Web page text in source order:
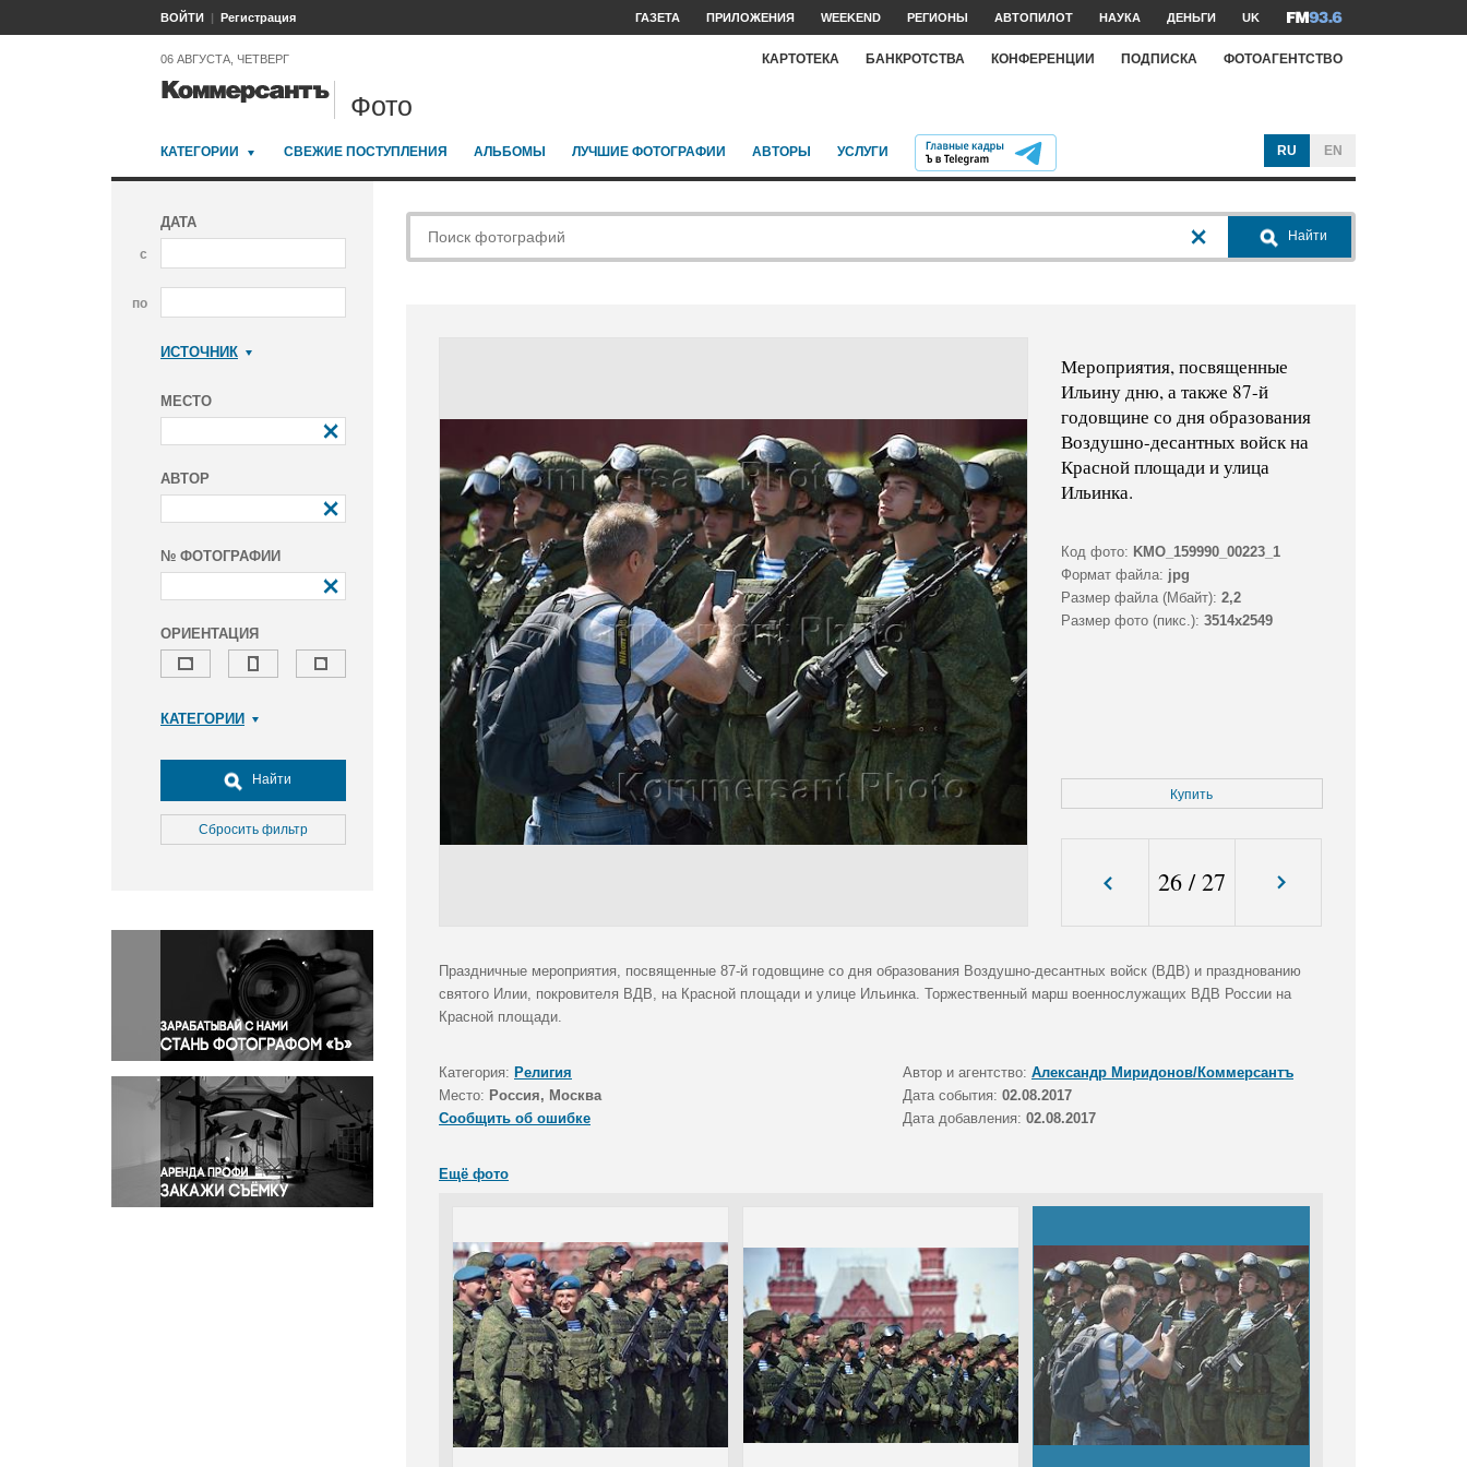
ВОЙТИ Регистрация ГАЗЕТА ПРИЛОЖЕНИЯ WEEKEND РЕГИОНЫ АВТОПИЛОТ НАУКА ДЕНЬГИ UK
06 АВГУСТА, ЧЕТВЕРГ КАРТОТЕКА БАНКРОТСТВА КОНФЕРЕНЦИИ ПОДПИСКА ФОТОАГЕНТСТВО
Фото
КАТЕГОРИИ СВЕЖИЕ ПОСТУПЛЕНИЯ АЛЬБОМЫ ЛУЧШИЕ ФОТОГРАФИИ АВТОРЫ УСЛУГИ RU EN
ДАТА
с
по
ИСТОЧНИК
МЕСТО
АВТОР
№ ФОТОГРАФИИ
ОРИЕНТАЦИЯ
КАТЕГОРИИ
Досуг, туризм и отдых
Культура
Медицина
Окружающая среда
Политика
Правосудие
Происшествия и конфликты
Религия
Светская жизнь
Спорт
Экология
Экономика и бизнес
Найти
Сбросить фильтр
Найти
Мероприятия, посвященные
Ильину дню, а также 87-й
годовщине со дня образования
Воздушно-десантных войск на
Красной площади и улица
Ильинка.
Код фото: KMO_159990_00223_1
Формат файла: jpg
Размер файла (Мбайт): 2,2
Размер фото (пикс.): 3514x2549
Купить
26/27
Праздничные мероприятия, посвященные 87-й годовщине со дня образования Воздушно-десантных войск (ВДВ) и празднованию
святого Илии, покровителя ВДВ, на Красной площади и улице Ильинка. Торжественный марш военнослужащих ВДВ России на
Красной площади.
Категория: Религия Автор и агентство: Александр Миридонов/Коммерсантъ
Место: Россия, Москва Дата события: 02.08.2017
Сообщить об ошибке
Дата добавления: 02.08.2017
Ещё фото